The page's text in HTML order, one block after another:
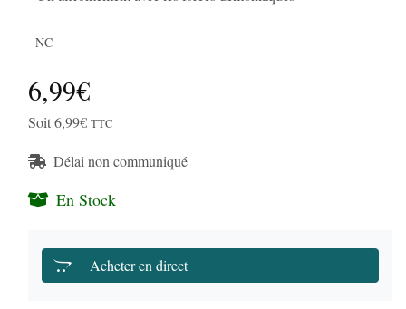
NC
6,99€
Soit 6,99€ TTC
Délai non communiqué
En Stock
Acheter en direct